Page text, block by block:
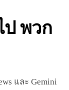
ป พวก
และ Gemini